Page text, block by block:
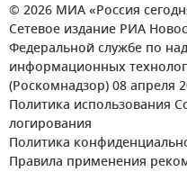
© 2026 МИА «Россия
Сетевое издание РИА
Федеральной службе по
информационных
(Роскомнадзор) 08 апреля
Политика использования
логирования
Политика
Правила применения